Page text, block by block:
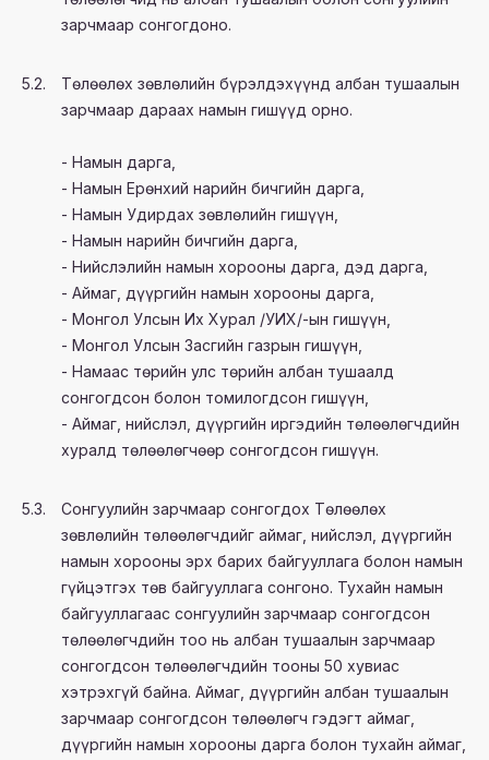
зарчмаар сонгогдоно.
5.2.
Төлөөлөх зөвлөлийн бүрэлдэхүүнд албан тушаалын
зарчмаар дараах намын гишүүд орно.
- Намын дарга,
- Намын Ерөнхий нарийн бичгийн дарга,
- Намын Удирдах зөвлөлийн гишүүн,
- Намын нарийн бичгийн дарга,
- Нийслэлийн намын хорооны дарга, дэд дарга,
- Аймаг, дүүргийн намын хорооны дарга,
- Монгол Улсын Их Хурал /УИХ/-ын гишүүн,
- Монгол Улсын Засгийн газрын гишүүн,
- Намаас төрийн улс төрийн албан тушаалд
сонгогдсон болон томилогдсон гишүүн,
- Аймаг, нийслэл, дүүргийн иргэдийн төлөөлөгчдийн
хуралд төлөөлөгчөөр сонгогдсон гишүүн.
5.3.
Сонгуулийн зарчмаар сонгогдох Төлөөлөх
зөвлөлийн төлөөлөгчдийг аймаг, нийслэл, дүүргийн
намын хорооны эрх барих байгууллага болон намын
гүйцэтгэх төв байгууллага сонгоно. Тухайн намын
байгууллагаас сонгуулийн зарчмаар сонгогдсон
төлөөлөгчдийн тоо нь албан тушаалын зарчмаар
сонгогдсон төлөөлөгчдийн тооны 50 хувиас
хэтрэхгүй байна. Аймаг, дүүргийн албан тушаалын
зарчмаар сонгогдсон төлөөлөгч гэдэгт аймаг,
дүүргийн намын хорооны дарга болон тухайн аймаг,